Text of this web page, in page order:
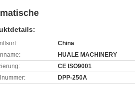
China
HUALE MACHINERY
CE ISO9001
DPP-250A